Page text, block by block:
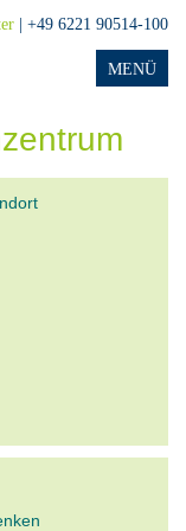
| +49 6221 90514-100